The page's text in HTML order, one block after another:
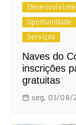
Oportunidade
Serviços
Naves do
inscrições
gratuitas
seg, 03/08/